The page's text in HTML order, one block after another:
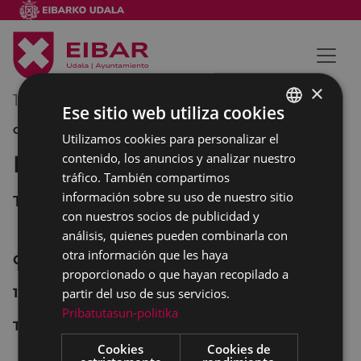
18/03/2012
CONCIERTO
Banda de Música Cielito
Teatro Coliseo
CONCIERTO
12:30
TEATRO COLISEO
BASQUE
SPANISH
×
Ese sitio web utiliza cookies
Utilizamos cookies para personalizar el
contenido, los anuncios y analizar nuestro
tráfico. También compartimos
información sobre su uso de nuestro sitio
con nuestros socios de publicidad y
análisis, quienes pueden combinarla con
otra información que les haya
proporcionado o que hayan recopilado a
partir del uso de sus servicios.
Pribatutasun-politika
Cookies
Cookies de